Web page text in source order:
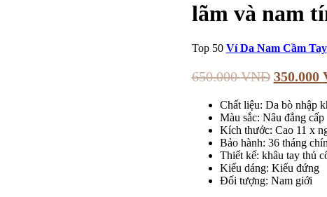
lãm và nam
Top 50 Ví Da Nam Cầm Tay
650.000VNĐ 350.000
Chất liệu: Da bò nhập
Màu sắc: Nâu đẳng cấp
Kích thước: Cao 11 x
Bảo hành: 36 tháng
Thiết kế: khâu tay thủ
Kiểu dáng: Kiểu đứng
Đối tượng: Nam giới